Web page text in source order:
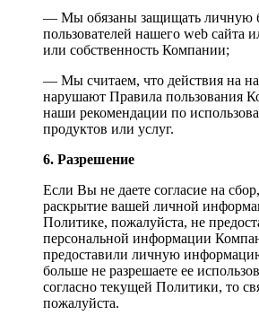
— Мы обязаны защищать личную
пользователей нашего web сайта
или собственность Компании;
— Мы считаем, что действия на
нарушают Правила пользования
наши рекомендации по
продуктов или услуг.
6. Разрешение
Если Вы не даете согласие на
раскрытие вашей личной
Политике, пожалуйста, не
персональной информации
предоставили личную
больше не разрешаете ее
согласно текущей Политики, то
пожалуйста.